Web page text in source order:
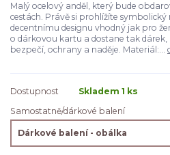
Malý ocelový anděl, který bude
cestách. Právě si prohlížíte
decentnímu designu vhodný jak pro
o dárkovou kartu a dostane tak
bezpečí, ochrany a naděje. Materiál:...
Dostupnost
Skladem 1 ks
Samostatně/dárkové balení